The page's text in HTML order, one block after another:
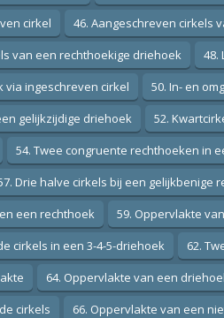
cirkel
46. Aangeschreven cirkels
van een rechthoekige driehoek
48.
via ingeschreven cirkel
50. In- en
gelijkzijdige driehoek
52.
54. Twee congruente rechthoeken in
Drie halve cirkels bij een gelijkbenige
een rechthoek
59. Oppervlakte
cirkels in een 3-4-5-driehoek
62.
64. Oppervlakte van een
cirkels
66. Oppervlakte van een